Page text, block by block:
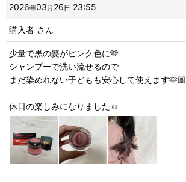
並び順:
2026年03 月 26 日 23:55
購入者 さん
少量で黒の髪がピンク色に🩷
シャンプーで洗い流せるので
まだ染めれない子どもも安心して使えます🫶🏼
休日の楽しみになりました☺️